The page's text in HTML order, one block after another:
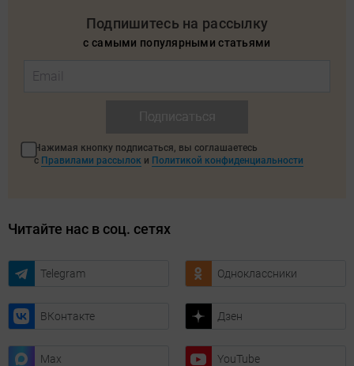
Подпишитесь на рассылку
с самыми популярными статьями
Нажимая кнопку подписаться, вы соглашаетесь
с Правилами рассылок и Политикой конфиденциальности
Читайте нас в соц. сетях
Telegram Одноклассники
ВКонтакте Дзен
Max YouTube